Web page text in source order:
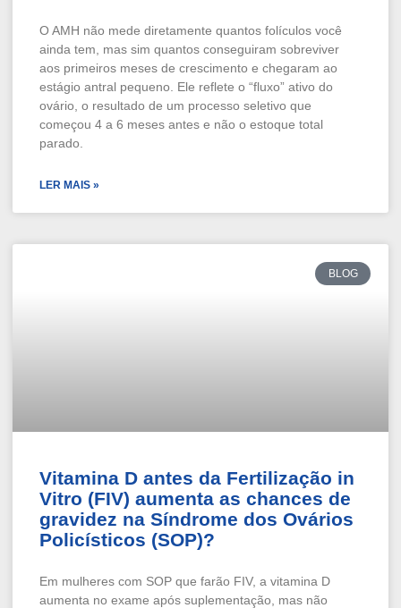
O AMH não mede diretamente quantos folículos você
ainda tem, mas sim quantos conseguiram sobreviver
aos primeiros meses de crescimento e chegaram ao
estágio antral pequeno. Ele reflete o “fluxo” ativo do
ovário, o resultado de um processo seletivo que
começou 4 a 6 meses antes e não o estoque total
parado.
LER MAIS »
BLOG
Vitamina D antes da Fertilização in
Vitro (FIV) aumenta as chances de
gravidez na Síndrome dos Ovários
Policísticos (SOP)?
Em mulheres com SOP que farão FIV, a vitamina D
aumenta no exame após suplementação, mas não